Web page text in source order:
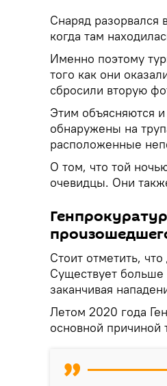
Снаряд разорвался
когда там
Именно поэтому
того как они
сбросили вторую
Этим объясняются
обнаружены на
расположенные
О том, что той
очевидцы. Они
Стоит отметить,
Существует больше
заканчивая
Летом 2020 года
основной причиной